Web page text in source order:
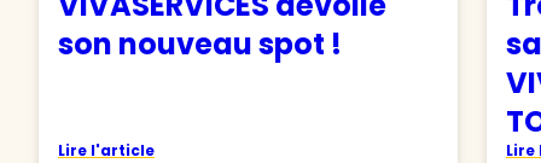
son nouveau spot !
Lire l'article